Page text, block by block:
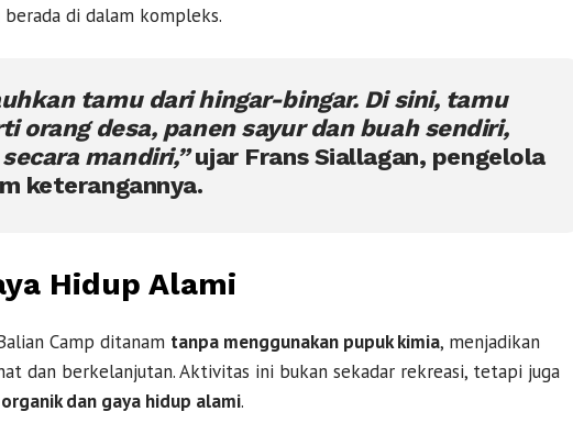
di dalam kompleks.
tamu dari hingar-bingar. Di sini, tamu
orang desa, panen sayur dan buah sendiri,
mandiri,”ujar Frans Siallagan, pengelola
keterangannya.
Hidup Alami
Camp ditanam tanpa menggunakan pupuk kimia, menjadikan
dan berkelanjutan. Aktivitas ini bukan sekadar rekreasi, tetapi juga
dan gaya hidup alami.